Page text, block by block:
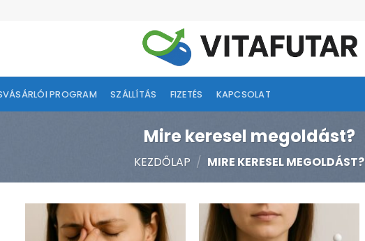
PROGRAM SZÁLLÍTÁS FIZETÉS KAPCSOLAT
Mire keresel megoldást?
KEZDŐLAP / MIRE KERESEL MEGOLDÁST?